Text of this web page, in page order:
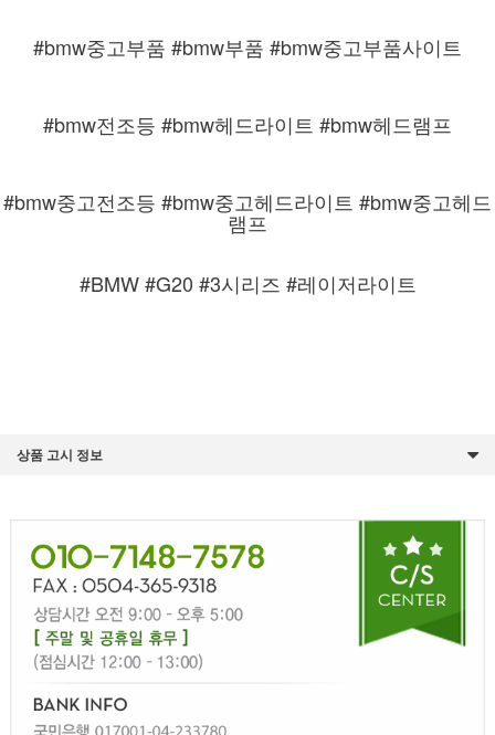
#bmw중고부품 #bmw부품 #bmw중고부품사이트
#bmw전조등 #bmw헤드라이트 #bmw헤드램프
#bmw중고전조등 #bmw중고헤드라이트 #bmw중고헤드
램프
#BMW #G20 #3시리즈 #레이저라이트
상품 고시 정보